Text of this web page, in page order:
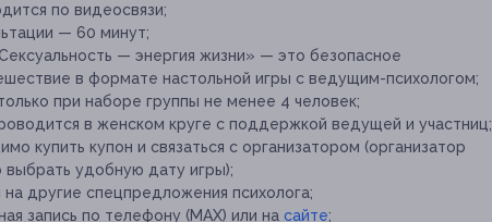
по видеосвязи;
— 60 минут;
— энергия жизни» — это безопасное
в формате настольной игры с ведущим-психологом;
при наборе группы не менее 4 человек;
в женском круге с поддержкой ведущей и участниц;
купить купон и связаться с организатором (организатор
удобную дату игры);
другие спецпредложения психолога;
запись по телефону (MAX) или на сайте;